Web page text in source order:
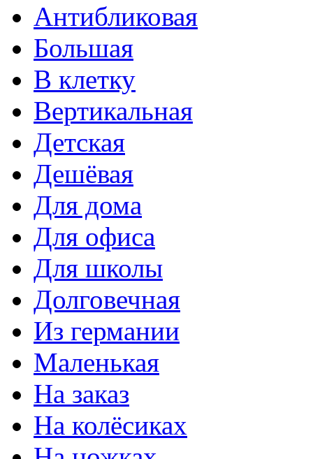
Антибликовая
Большая
В клетку
Вертикальная
Детская
Дешёвая
Для дома
Для офиса
Для школы
Долговечная
Из германии
Маленькая
На заказ
На колёсиках